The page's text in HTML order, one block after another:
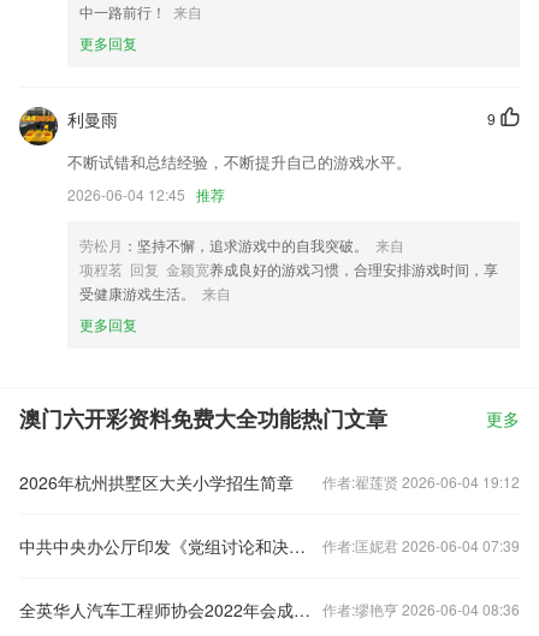
中一路前行！
来自
更多回复
9
利曼雨
不断试错和总结经验，不断提升自己的游戏水平。
2026-06-04 12:45 推荐
劳松月 ：坚持不懈，追求游戏中的自我突破。
来自
项程茗 回复 金颖宽养成良好的游戏习惯，合理安排游戏时间，享
受健康游戏生活。
来自
更多回复
澳门六开彩资料免费大全功能热门文章 更多
2026年杭州拱墅区大关小学招生简章 作者:翟莲贤 2026-06-04 19:12
中共中央办公厅印发《党组讨论和决定党员处分事项工作程序规定》 作者:匡妮君 2026-06-04 07:39
全英华人汽车工程师协会2022年会成功举办 作者:缪艳亨 2026-06-04 08:36